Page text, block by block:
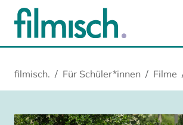
Hauptinhalt springen
Hauptnavigation springen
Cookie-Einstellungen springen
Startseite springen
filmisch. Für Schüler*innen Filme